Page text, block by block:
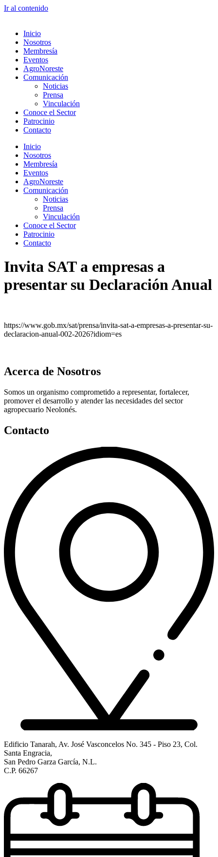
Ir al contenido
Inicio
Nosotros
Membresía
Eventos
AgroNoreste
Comunicación
Noticias
Prensa
Vinculación
Conoce el Sector
Patrocinio
Contacto
Inicio
Nosotros
Membresía
Eventos
AgroNoreste
Comunicación
Noticias
Prensa
Vinculación
Conoce el Sector
Patrocinio
Contacto
Invita SAT a empresas a
presentar su Declaración Anual
https://www.gob.mx/sat/prensa/invita-sat-a-empresas-a-presentar-su-
declaracion-anual-002-2026?idiom=es
Acerca de Nosotros
Somos un organismo comprometido a representar, fortalecer,
promover el desarrollo y atender las necesidades del sector
agropecuario Neolonés.
Contacto
Edificio Tanarah, Av. José Vasconcelos No. 345 - Piso 23, Col.
Santa Engracia,
San Pedro Garza García, N.L.
C.P. 66267